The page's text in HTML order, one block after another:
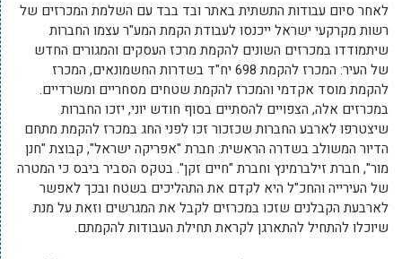
לאחר סיום עבודות התשתית באתר ובד בבד עם השלמת המכרזים של
רשות מקרקעי ישראל ייכנסו לעבודת הקמת המע"ר עצמו החברות
שיתמודדו במכרזים השונים להקמת מרכז העסקים והמגורים החדש
של העיר: המכרז להקמת 698 יח"ד בשדרות החשמונאים, המכרז
להקמת מוסד אקדמי והמכרז להקמת שטחים מסחריים ומשרדיים.
במכרזים אלה, הצפויים להסתיים בסוף חודש יוני, יזכו החברות
שיצטרפו לארבע החברות שכזכור זכו לפני החג במכרז להקמת מתחם
הדיור המשולב בשדרה הראשית: חברת "אפריקה ישראל", קבוצת "חנן
מור", חברת זילברמינץ וחברת "חיים זקן". בטקס הסביר ביבס כי המטרה
של העירייה והחכ"ל היא לקדם את התהליכים בשטח ובכך לאפשר
לארבעת הקבלנים שזכו במכרזים לקבל את המגרשים וזאת על מנת
שיוכלו להתחיל להתארגן לקראת תחילת העבודות להקמתם.